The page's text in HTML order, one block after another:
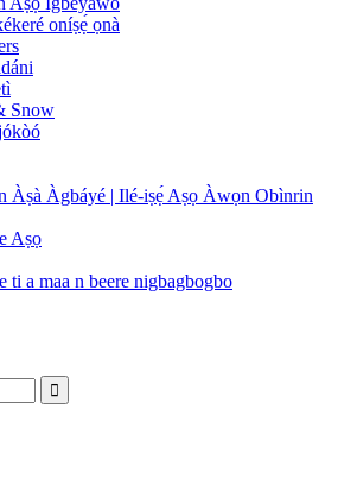
oníṣẹ́ ọnà
Snow
Àṣà Àgbáyé | Ilé-iṣẹ́ Aṣọ Àwọn Obìnrin
Aṣọ
ti a maa n beere nigbagbogbo